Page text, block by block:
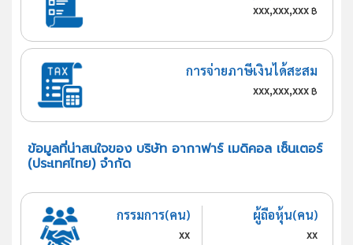
xxx,xxx,xxx฿
การจ่ายภาษีเงินได้สะสม
xxx,xxx,xxx฿
ข้อมูลที่น่าสนใจของ บริษัท อากาฟาร์ เมดิคอล เซ็นเตอร์
(ประเทศไทย) จำกัด
กรรมการ(คน)
xx
ผู้ถือหุ้น(คน)
xx